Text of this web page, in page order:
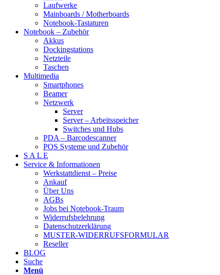
Laufwerke
Mainboards / Motherboards
Notebook-Tastaturen
Notebook – Zubehör
Akkus
Dockingstations
Netzteile
Taschen
Multimedia
Smartphones
Beamer
Netzwerk
Server
Server – Arbeitsspeicher
Switches und Hubs
PDA – Barcodescanner
POS Systeme und Zubehör
S A L E
Service & Informationen
Werkstattdienst – Preise
Ankauf
Über Uns
AGBs
Jobs bei Notebook-Traum
Widerrufsbelehrung
Datenschutzerklärung
MUSTER-WIDERRUFSFORMULAR
Reseller
BLOG
Suche
Menü